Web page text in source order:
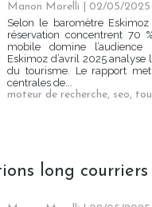
Manon Morelli | 02/05/2025
Selon le baromètre
réservation concentrent 70
mobile domine
Eskimoz d’avril 2025
du tourisme. Le rapport
centrales de...
moteur de recherche, seo,
long